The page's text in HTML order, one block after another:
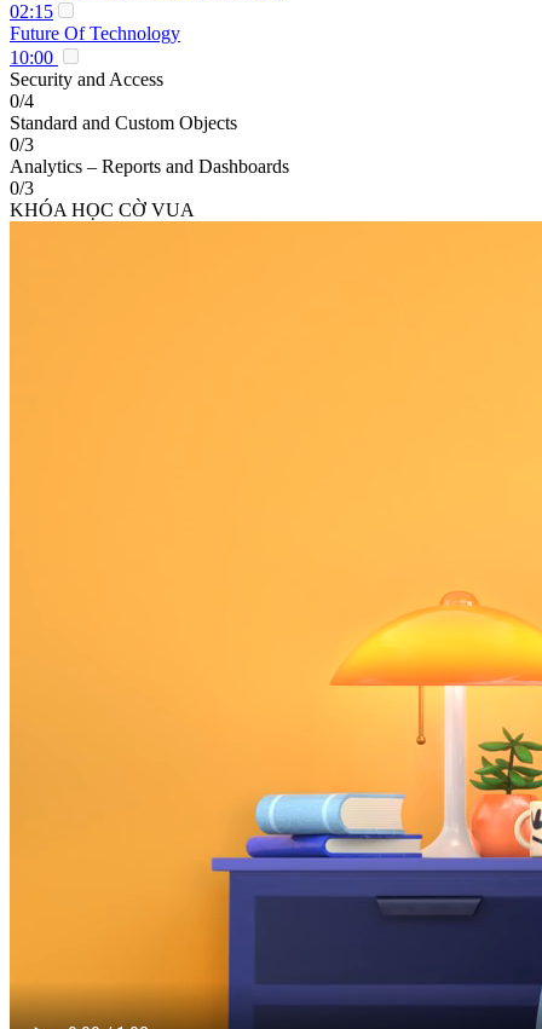
02:15
Future Of Technology
10:00
Security and Access
0/4
Standard and Custom Objects
0/3
Analytics – Reports and Dashboards
0/3
KHÓA HỌC CỜ VUA